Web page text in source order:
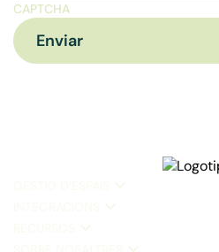
CAPTCHA